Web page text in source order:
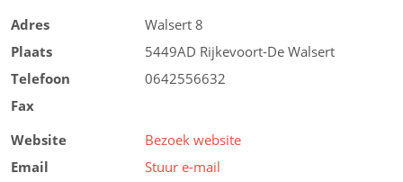
Adres
Walsert 8
Plaats
5449AD Rijkevoort-De Walsert
Telefoon
0642556632
Fax
Website
Bezoek website
Email
Stuur e-mail